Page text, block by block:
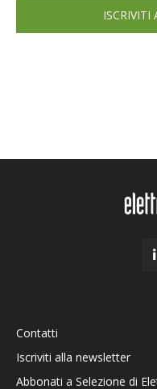
ISCRIVITI
Contatti
Iscriviti alla newsletter
Abbonati a Selezione di